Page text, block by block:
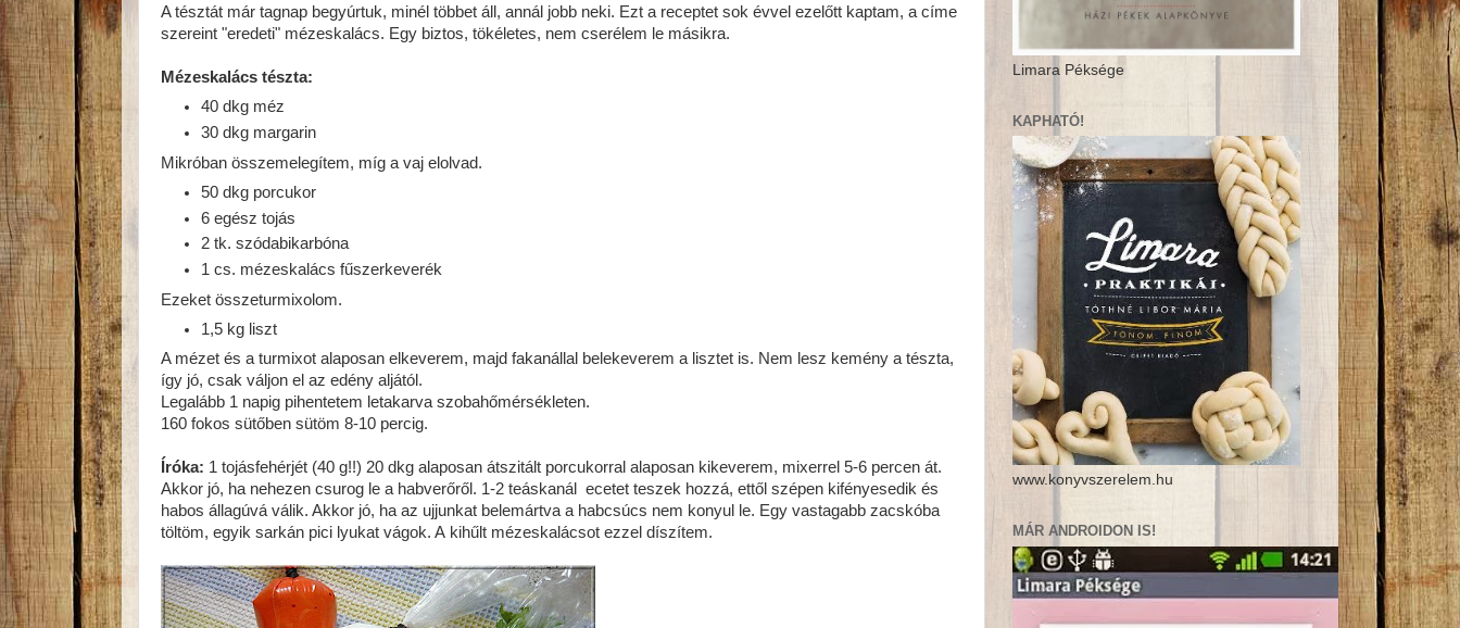
A tésztát már tagnap begyúrtuk, minél többet áll, annál jobb neki. Ezt a receptet sok évvel ezelőtt kaptam, a címe
szereint "eredeti" mézeskalács. Egy biztos, tökéletes, nem cserélem le másikra.
Mézeskalács tészta:
40 dkg méz
30 dkg margarin
Mikróban összemelegítem, míg a vaj elolvad.
50 dkg porcukor
6 egész tojás
2 tk. szódabikarbóna
1 cs. mézeskalács fűszerkeverék
Ezeket összeturmixolom.
1,5 kg liszt
A mézet és a turmixot alaposan elkeverem, majd fakanállal belekeverem a lisztet is. Nem lesz kemény a tészta,
így jó, csak váljon el az edény aljától.
Legalább 1 napig pihentetem letakarva szobahőmérsékleten.
160 fokos sütőben sütöm 8-10 percig.
Íróka: 1 tojásfehérjét (40 g!!) 20 dkg alaposan átszitált porcukorral alaposan kikeverem, mixerrel 5-6 percen át.
Akkor jó, ha nehezen csurog le a habverőről. 1-2 teáskanál ecetet teszek hozzá, ettől szépen kifényesedik és
habos állagúvá válik. Akkor jó, ha az ujjunkat belemártva a habcsúcs nem konyul le. Egy vastagabb zacskóba
töltöm, egyik sarkán pici lyukat vágok. A kihűlt mézeskalácsot ezzel díszítem.
Limara Péksége
KAPHATÓ!
www.konyvszerelem.hu
MÁR ANDROIDON IS!